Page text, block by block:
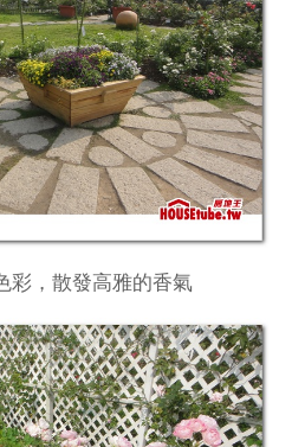
彩，散發高雅的香氣